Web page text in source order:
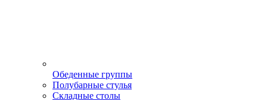
Обеденные группы
Полубарные стулья
Складные столы